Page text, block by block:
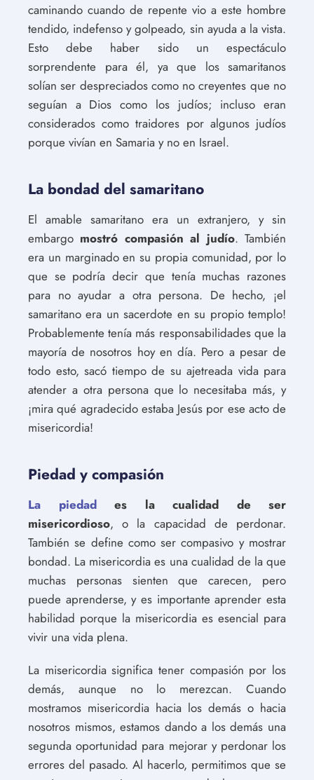
caminando cuando de repente vio a este hombre
tendido, indefenso y golpeado, sin ayuda a la vista.
Esto debe haber sido un espectáculo
sorprendente para él, ya que los samaritanos
solían ser despreciados como no creyentes que no
seguían a Dios como los judíos; incluso eran
considerados como traidores por algunos judíos
porque vivían en Samaria y no en Israel.
La bondad del samaritano
El amable samaritano era un extranjero, y sin
embargo mostró compasión al judío. También
era un marginado en su propia comunidad, por lo
que se podría decir que tenía muchas razones
para no ayudar a otra persona. De hecho, ¡el
samaritano era un sacerdote en su propio templo!
Probablemente tenía más responsabilidades que la
mayoría de nosotros hoy en día. Pero a pesar de
todo esto, sacó tiempo de su ajetreada vida para
atender a otra persona que lo necesitaba más, y
¡mira qué agradecido estaba Jesús por ese acto de
misericordia!
Piedad y compasión
La piedades la cualidad de ser
misericordioso, o la capacidad de perdonar.
También se define como ser compasivo y mostrar
bondad. La misericordia es una cualidad de la que
muchas personas sienten que carecen, pero
puede aprenderse, y es importante aprender esta
habilidad porque la misericordia es esencial para
vivir una vida plena.
La misericordia significa tener compasión por los
demás, aunque no lo merezcan. Cuando
mostramos misericordia hacia los demás o hacia
nosotros mismos, estamos dando a los demás una
segunda oportunidad para mejorar y perdonar los
errores del pasado. Al hacerlo, permitimos que se